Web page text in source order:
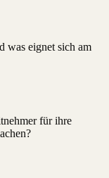
was eignet sich am
für ihre